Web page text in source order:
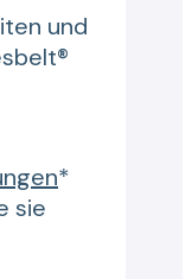
und
*
sie